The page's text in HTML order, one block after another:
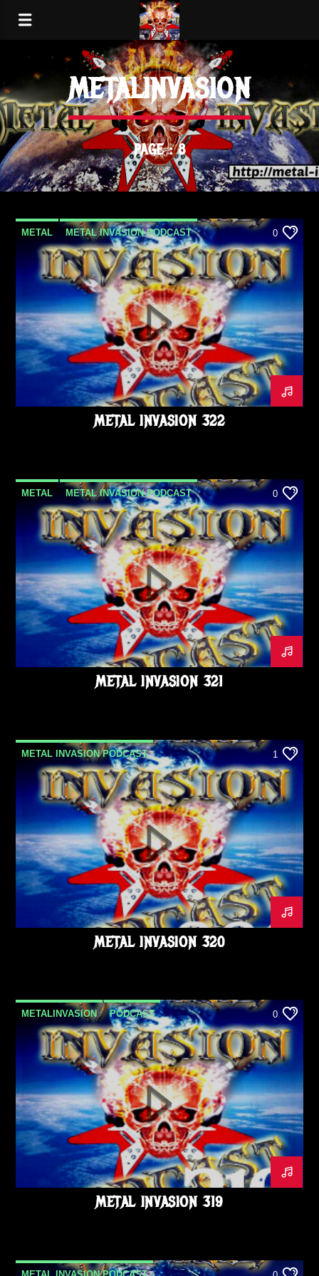
METALINVASION
PAGE : 8
METAL METAL INVASION PODCAST
METALINVASION PODCAST
0
METAL INVASION 322
METAL METAL INVASION PODCAST
METALINVASION PODCAST
0
METAL INVASION 321
METAL INVASION PODCAST
METALINVASION PODCAST
1
METAL INVASION 320
METALINVASION PODCAST 0
METAL INVASION 319